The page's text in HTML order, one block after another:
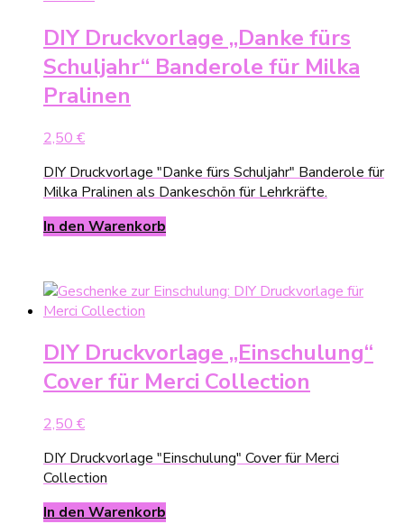
DIY Druckvorlage „Danke fürs
Schuljahr“ Banderole für Milka
Pralinen
2,50 €
DIY Druckvorlage "Danke fürs Schuljahr" Banderole für
Milka Pralinen als Dankeschön für Lehrkräfte.
In den Warenkorb
DIY Druckvorlage „Einschulung“
Cover für Merci Collection
2,50 €
DIY Druckvorlage "Einschulung" Cover für Merci
Collection
In den Warenkorb